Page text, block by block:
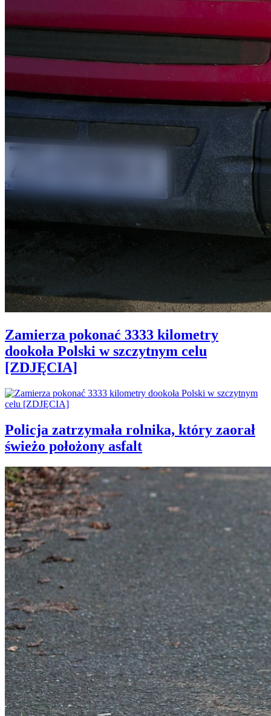
Zamierza pokonać 3333 kilometry
dookoła Polski w szczytnym celu
[ZDJĘCIA]
Policja zatrzymała rolnika, który zaorał
świeżo położony asfalt